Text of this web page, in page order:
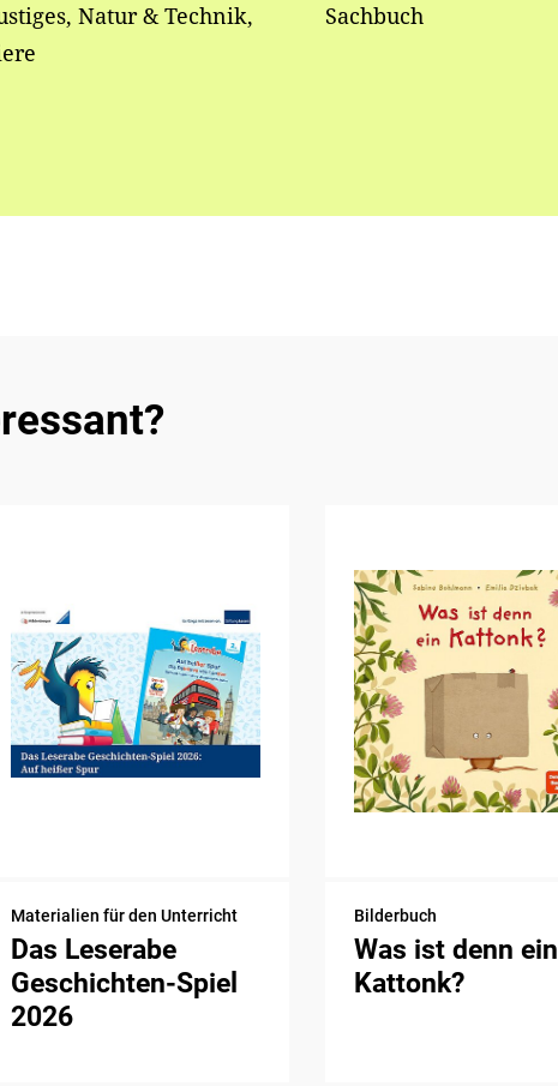
Natur & Technik,
Sachbuch
Materialien für den Unterricht
Das Leserabe
Geschichten-Spiel
2026
Bilderbuch
Was ist denn ein
Kattonk?